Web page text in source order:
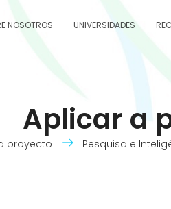
NOSOTROS UNIVERSIDADES
Aplicar a
proyecto Pesquisa e